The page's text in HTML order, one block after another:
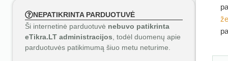
NEPATIKRINTA PARDUOTUVĖ
Ši internetinė parduotuvė nebuvo patikrinta
eTikra.LT administracijos , todėl duomenų apie
parduotuvės patikimumą šiuo metu neturime.